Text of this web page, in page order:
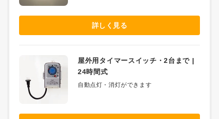
詳しく見る
屋外用タイマースイッチ・2台まで |
24時間式
自動点灯・消灯ができます